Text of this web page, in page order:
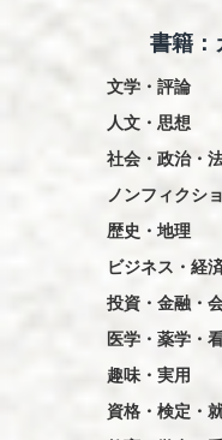
書籍：
文学・評論
人文・思想
社会・政治・
ノンフィクシ
歴史・地理
ビジネス・経
投資・金融・
医学・薬学・
趣味・実用
資格・検定・